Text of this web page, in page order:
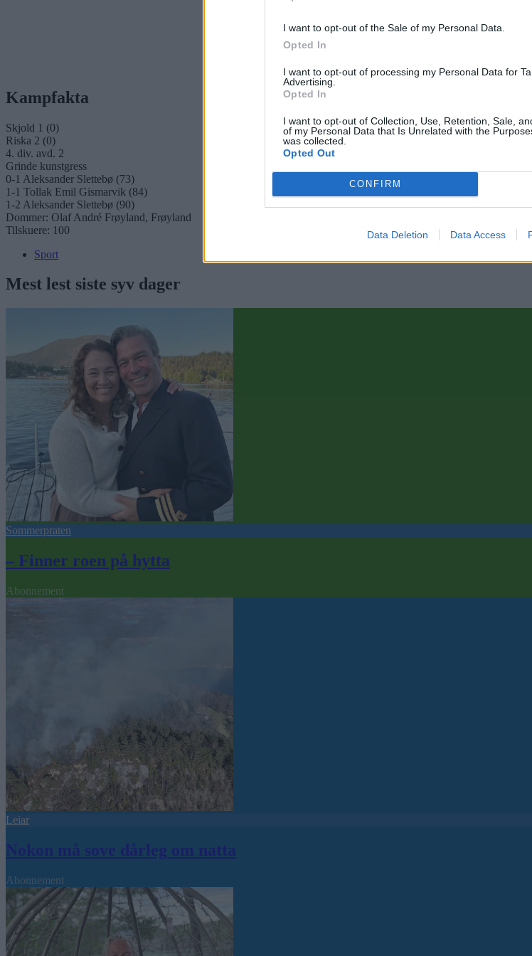
I want to opt-out of the Sale of my Personal Data.
Opted In
I want to opt-out of processing my Personal Data for
Advertising.
Opted In
I want to opt-out of Collection, Use, Retention, Sale,
of my Personal Data that Is Unrelated with the
was collected.
Opted Out
CONFIRM
Data Deletion Data Access
Kampfakta
Skjold 1 (0)
Riska 2 (0)
4. div. avd. 2
Grinde kunstgress
0-1 Aleksander Slettebø (73)
1-1 Tollak Emil Gismarvik (84)
1-2 Aleksander Slettebø (90)
Dommer: Olaf André Frøyland, Frøyland
Tilskuere: 100
Sport
Mest lest siste syv dager
Sommerpraten
– Finner roen på hytta
Abonnement
Leiar
Nokon må sove dårleg om natta
Abonnement